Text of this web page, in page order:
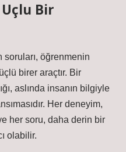
Uçlu Bir
soruları, öğrenmenin
birer araçtır. Bir
aslında insanın bilgiyle
Her deneyim,
her soru, daha derin bir
olabilir.